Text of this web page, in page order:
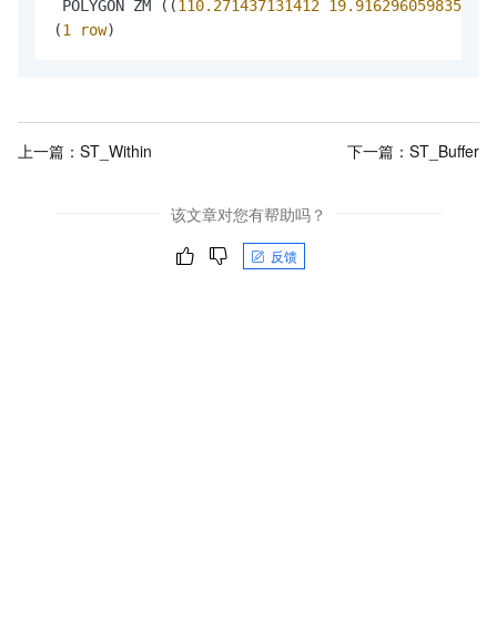
POLYGON ZM ((110.271437131412 19.916296059835
(1 row)
上一篇： ST_Within 下一篇： ST_Buffer
该文章对您有帮助吗？
反馈